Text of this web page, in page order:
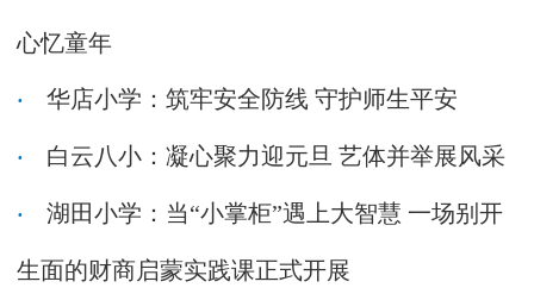
心忆童年
华店小学：筑牢安全防线 守护师生平安
白云八小：凝心聚力迎元旦 艺体并举展风采
湖田小学：当“小掌柜”遇上大智慧 一场别开
生面的财商启蒙实践课正式开展